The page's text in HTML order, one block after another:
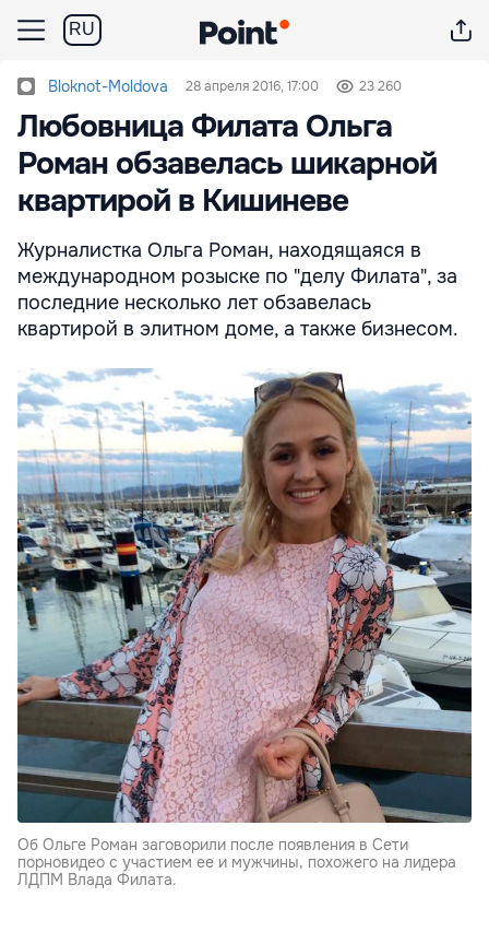
RU
Bloknot-Moldova 28 апреля 2016, 17:00 23 260
Любовница Филата Ольга
Роман обзавелась шикарной
квартирой в Кишиневе
Журналистка Ольга Роман, находящаяся в
международном розыске по "делу Филата", за
последние несколько лет обзавелась
квартирой в элитном доме, а также бизнесом.
Об Ольге Роман заговорили после появления в Сети
порновидео с участием ее и мужчины, похожего на лидера
ЛДПМ Влада Филата.